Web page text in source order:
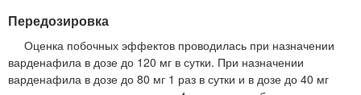
Передозировка
Оценка побочных эффектов проводилась при назначении
варденафила в дозе до 120 мг в сутки. При назначении
варденафила в дозе до 80 мг 1 раз в сутки и в дозе до 40 мг